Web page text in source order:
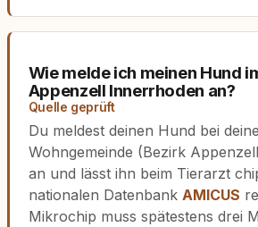
Wie melde ich meinen Hund
Appenzell Innerrhoden an?
Quelle geprüft
Du meldest deinen Hund bei
Wohngemeinde (Bezirk
an und lässt ihn beim Tierarzt
nationalen Datenbank AMICUS
Mikrochip muss spätestens drei